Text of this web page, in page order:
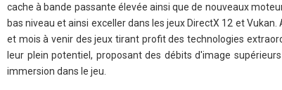
cache à bande passante élevée ainsi que de nouveaux
bas niveau et ainsi exceller dans les jeux DirectX 12 et
et mois à venir des jeux tirant profit des technologies
leur plein potentiel, proposant des débits d'image
immersion dans le jeu.